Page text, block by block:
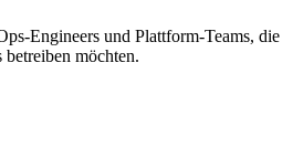
Engineers und Plattform-Teams, die
möchten.